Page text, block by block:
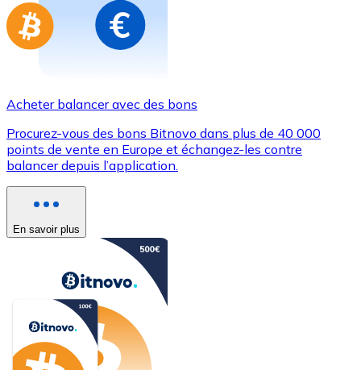
Acheter balancer avec des bons
Procurez-vous des bons Bitnovo dans plus de 40 000
points de vente en Europe et échangez-les contre
balancer depuis l’application.
En savoir plus